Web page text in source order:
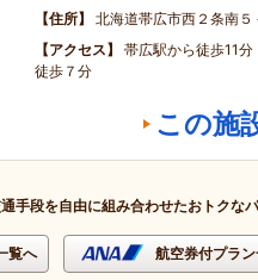
住所
北海道帯広市西２条南５
アクセス
帯広駅から徒歩11
徒歩７分
この施
手段を自由に組み合わせたおトクな
覧へ 航空券付プラ